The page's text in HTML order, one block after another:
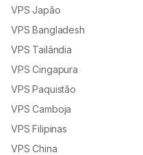
VPS Japão
VPS Bangladesh
VPS Tailândia
VPS Cingapura
VPS Paquistão
VPS Camboja
VPS Filipinas
VPS China